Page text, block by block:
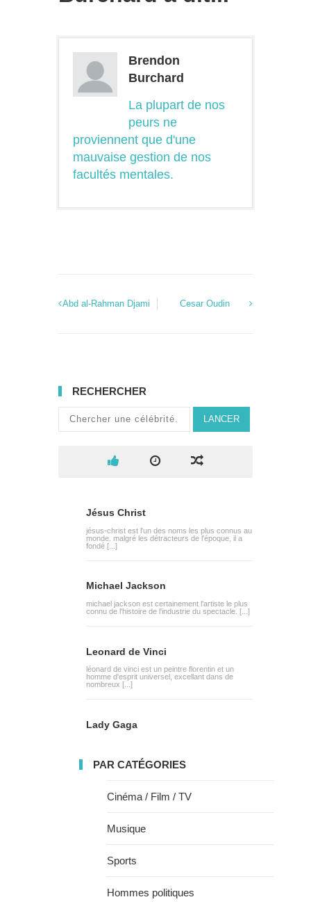
Brendon
Burchard
La plupart de nos
peurs ne
proviennent que d'une
mauvaise gestion de nos
facultés mentales.
Abd al-Rahman Djami Cesar Oudin
RECHERCHER
LANCER
Jésus Christ
jésus-christ est l'un des noms les plus connus au
monde. malgré les détracteurs de l'époque, il a
fondé [...]
Michael Jackson
michael jackson est certainement l'artiste le plus
connu de l'histoire de l'industrie du spectacle. [...]
Leonard de Vinci
léonard de vinci est un peintre florentin et un
homme d'esprit universel, excellant dans de
nombreux [...]
Lady Gaga
PAR CATÉGORIES
Cinéma / Film / TV
Musique
Sports
Hommes politiques